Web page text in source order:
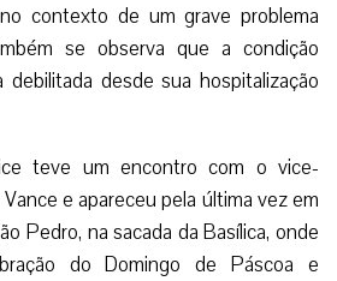
contexto de um grave problema
se observa que a condição
desde sua hospitalização
teve um encontro com o vice-
e apareceu pela última vez em
Pedro, na sacada da Basílica, onde
do Domingo de Páscoa e